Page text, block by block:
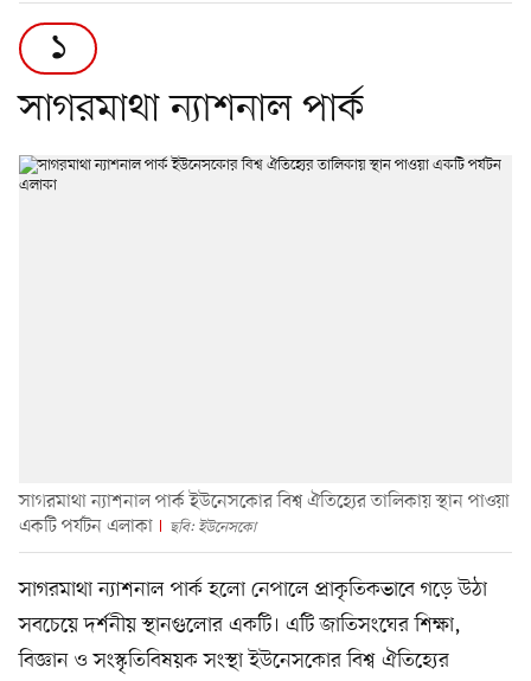
১
সাগরমাথা ন্যাশনাল পার্ক
সাগরমাথা ন্যাশনাল পার্ক ইউনেসকোর বিশ্ব ঐতিহ্যের তালিকায় স্থান পাওয়া
একটি পর্যটন এলাকা
ছবি: ইউনেসকো
সাগরমাথা ন্যাশনাল পার্ক হলো নেপালে প্রাকৃতিকভাবে গড়ে উঠা
সবচেয়ে দর্শনীয় স্থানগুলোর একটি। এটি জাতিসংঘের শিক্ষা,
বিজ্ঞান ও সংস্কৃতিবিষয়ক সংস্থা ইউনেসকোর বিশ্ব ঐতিহ্যের